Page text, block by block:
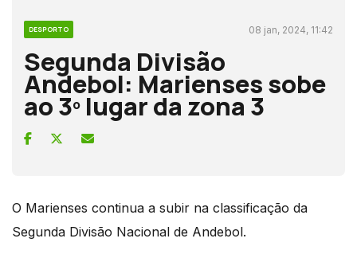
DESPORTO 08 jan, 2024, 11:42
Segunda Divisão
Andebol: Marienses sobe
ao 3º lugar da zona 3
O Marienses continua a subir na classificação da
Segunda Divisão Nacional de Andebol.